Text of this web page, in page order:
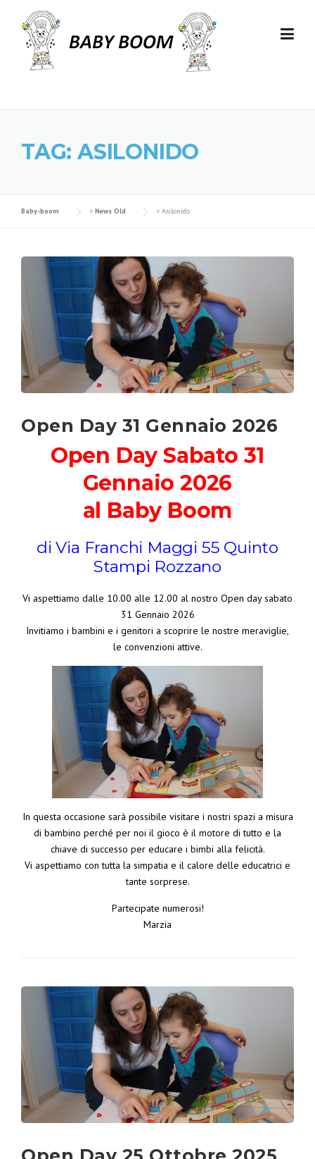
Skip to content
TAG: ASILONIDO
Baby-boom > News Old > Asilonido
Open Day 31 Gennaio 2026
Open Day Sabato 31
Gennaio 2026
al Baby Boom
di Via Franchi Maggi 55 Quinto
Stampi Rozzano
Vi aspettiamo dalle 10.00 alle 12.00 al nostro Open day sabato
31 Gennaio 2026
Invitiamo i bambini e i genitori a scoprire le nostre meraviglie,
le convenzioni attive.
In questa occasione sarà possibile visitare i nostri spazi a misura
di bambino perché per noi il gioco è il motore di tutto e la
chiave di successo per educare i bimbi alla felicità.
Vi aspettiamo con tutta la simpatia e il calore delle educatrici e
tante sorprese.
Partecipate numerosi!
Marzia